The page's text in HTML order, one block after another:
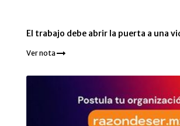
El trabajo debe abrir la puerta a una
Ver nota